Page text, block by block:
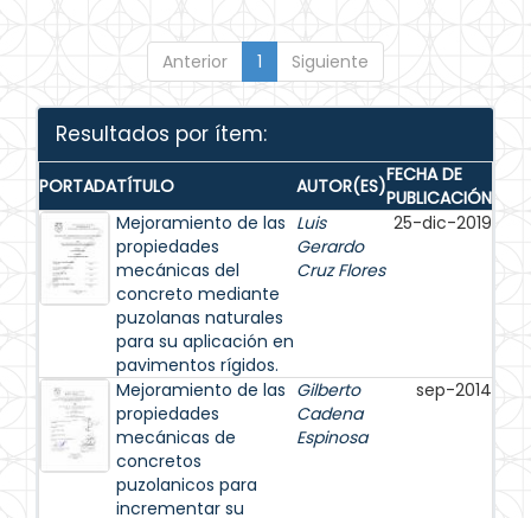
Anterior 1 Siguiente
Resultados por ítem:
PORTADATÍTULO AUTOR(ES)FECHA DE
PUBLICACIÓN
Mejoramiento de las
propiedades
mecánicas del
concreto mediante
puzolanas naturales
para su aplicación en
pavimentos rígidos.
Luis
Gerardo
Cruz Flores
25-dic-2019
Mejoramiento de las
propiedades
mecánicas de
concretos
puzolanicos para
incrementar su
Gilberto
Cadena
Espinosa
sep-2014